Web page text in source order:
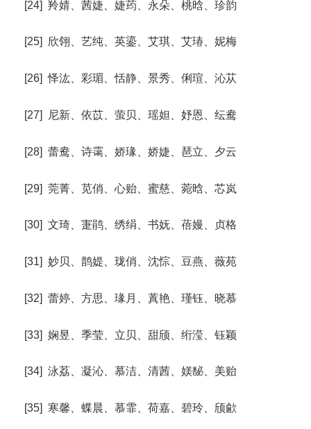
[24] 羚婧、茜婕、婕荺、永朵、桃晗、珍韵
[25] 欣翎、艺纯、英鎏、艾琪、艾瑃、妮梅
[26] 怿汯、彩瑂、恬静、景秀、俐瑄、沁苁
[27] 尼新、依苡、萤贝、瑶妲、妤恩、纭鸯
[28] 蕾鸯、诗霭、娇瑑、娇婕、琶立、夕云
[29] 莞菁、苋俏、心贻、蜜慈、菀晗、芯岚
[30] 文琦、寁鹃、绣绢、书妩、蓓嫚、贞格
[31] 妙贝、鹊媞、珑俏、沈悰、豆燕、薇苑
[32] 蕾婷、方思、瑑月、蒖艳、瑾钰、晓慕
[33] 娴昱、季莹、立贝、甜颀、绗滢、钰颖
[34] 泳荔、凝沁、慕洁、清茜、媄馝、美贻
[35] 寒馨、蝶晨、慕霏、荷嘉、碧玲、颀歈